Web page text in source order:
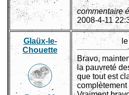
commentaire
2008-4-11
Glaüx-le-
Chouette
Bravo,
la pauvreté
que tout est
complètement